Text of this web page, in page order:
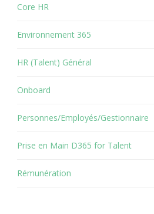
Core HR
Environnement 365
HR (Talent) Général
Onboard
Personnes/Employés/Gestionnaire
Prise en Main D365 for Talent
Rémunération